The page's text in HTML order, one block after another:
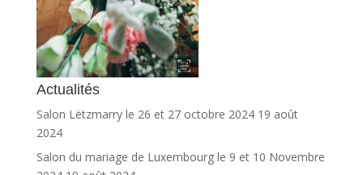
Actualités
Salon Lëtzmarry le 26 et 27 octobre 2024 19 août
2024
Salon du mariage de Luxembourg le 9 et 10 Novembre